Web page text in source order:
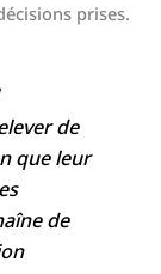
prises.
de
que leur
de